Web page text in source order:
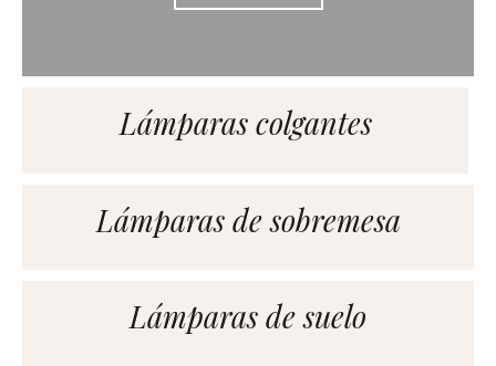
Lámparas colgantes
Lámparas de sobremesa
Lámparas de suelo